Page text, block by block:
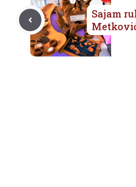
Sajam